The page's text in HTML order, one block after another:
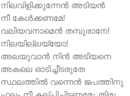
നിലവിളിക്കുന്നേന്‍ അടിയന്‍
നീ കേള്‍ക്കണമേ!
വലിയവനാമെന്‍ തമ്പുരാനേ!
നിലയില്ലയ്യോ!
അലയുവാന്‍ നിന്‍ അടിയനെ
അകലെ ഓടിച്ചീടരുതേ
സ്ഥലത്തില്‍ വന്നെന്‍ ജപത്തിനു